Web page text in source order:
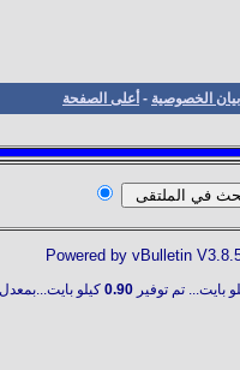
بيان الخصوصية - أعلى الصفحة
Powered by vBulletin
بايت... تم توفير 0.90 كيلو بايت...بمعدل